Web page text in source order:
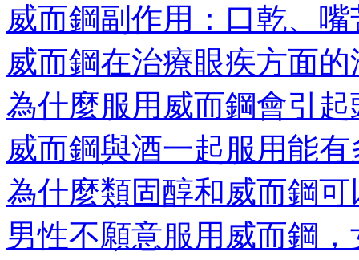
威而鋼副作用：口乾、
威而鋼在治療眼疾方面
為什麼服用威而鋼會引
威而鋼與酒一起服用能
為什麼類固醇和威而鋼
男性不願意服用威而鋼